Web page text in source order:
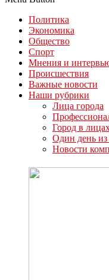
Политика
Экономика
Общество
Спорт
Мнения и
Происшествия
Важные новости
Наши рубрики
Лица города
Город в
Один день
Новости